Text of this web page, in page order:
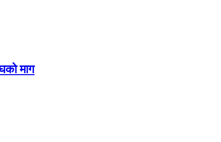
माग